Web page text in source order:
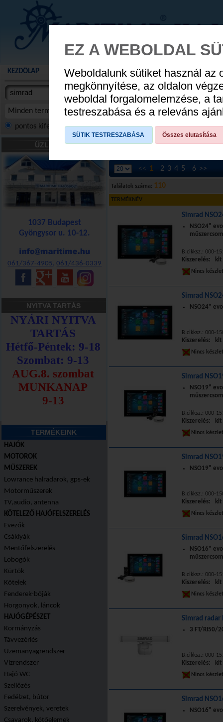
AUGUSZTUS
KEZDŐLAP AKCIÓS TERMÉKEK WEBÁRUHÁZ HÍREK
Minden termék
termékekben
cikkekben
pontos kifejezés összes szóra szóra, szótöredék
ÜZLETÜNK
1037 Budapest
Gyöngysor u. 10-12.
061/367-4905,061/436-0339
NYITVA TARTÁS
TERMÉKEINK
HAJÓK
MOTOROK
MŰSZEREK
Lowrance halradarok, gps-ek
Motorműszerek
TV,audio, antenna
KÖTELEZŐ HAJÓFELSZERELÉS
Evezők
Csáklyák
Mentőfelszerelés
Lobogók
Kürtök
Kötelek
Fenderek-bóják
Horgonyok, láncok
HAJÓGÉPÉSZET
Kormányzás
Távvezérlés
Üzemanyagrendszer
Vízrendszer
Hajó WC
Szellőzés
Fedélzet, bútor
Szerelvények, veretek
Csavarok, kötőelemek
<< 1 2 3 4 5 6 >>
Találatok száma: 110
TERMÉKNÉV
Simrad
NSO24"
B.cikksz.: 000-
Kiszerelés: klt
Nincs
Simrad
NSO24"
B.cikksz.: 000-
Kiszerelés: klt
Nincs
Simrad
NSO19"
B.cikksz.: 000-
Kiszerelés: klt
Nincs
Simrad
NSO19"
B.cikksz.: 000-
Kiszerelés: klt
Nincs
Simrad
NSO16"
B.cikksz.: 000-
Kiszerelés: klt
Nincs
Simrad radar
3 FT/RI50/
B.cikksz.: 000-
Kiszerelés: klt
Nincs
Simrad
NSO16"
EZ A WEBOLDAL
Weboldalunk sütiket használ az
megkönnyítése, az oldalon
weboldal forgalomelemzése, a
testreszabása és a releváns
SÜTIK TESTRESZABÁSA Összes elutasítása